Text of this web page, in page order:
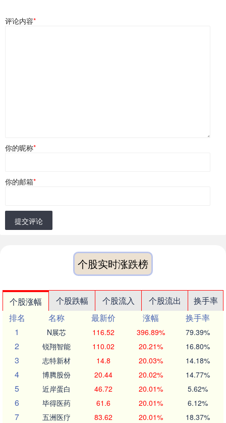
评论内容*
你的昵称*
你的邮箱*
提交评论
个股实时涨跌榜
个股涨幅 个股跌幅 个股流入 个股流出
换手率
排名
名称 最新价 涨幅
换手率
1
N展芯 116.52 396.89% 79.39%
2 锐翔智能 110.02 20.21% 16.80%
3 志特新材 14.8 20.03% 14.18%
4 博腾股份 20.44 20.02% 14.77%
5 近岸蛋白 46.72 20.01% 5.62%
6 毕得医药 61.6 20.01% 6.12%
7 五洲医疗 83.62 20.01% 18.37%